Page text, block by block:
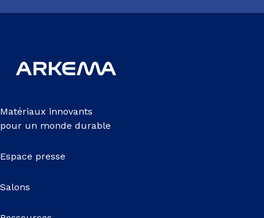
Matériaux innovants
pour un monde durable
Espace presse
Salons